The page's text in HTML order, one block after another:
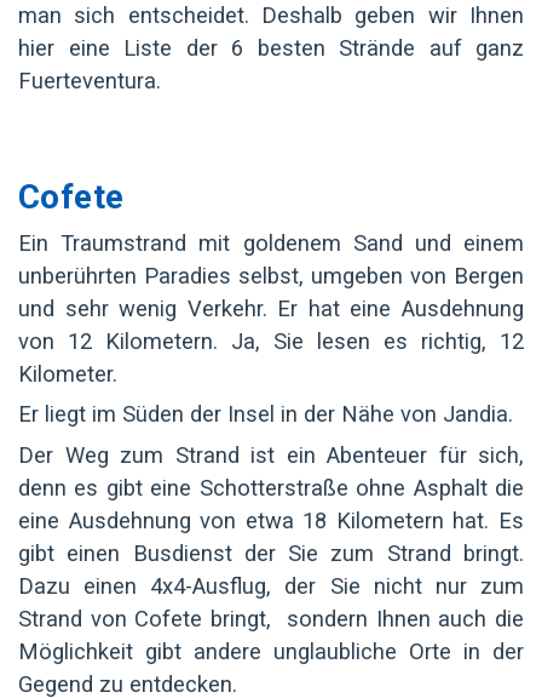
man sich entscheidet. Deshalb geben wir Ihnen
hier eine Liste der 6 besten Strände auf ganz
Fuerteventura.
Cofete
Ein Traumstrand mit goldenem Sand und einem
unberührten Paradies selbst, umgeben von Bergen
und sehr wenig Verkehr. Er hat eine Ausdehnung
von 12 Kilometern. Ja, Sie lesen es richtig, 12
Kilometer.
Er liegt im Süden der Insel in der Nähe von Jandia.
Der Weg zum Strand ist ein Abenteuer für sich,
denn es gibt eine Schotterstraße ohne Asphalt die
eine Ausdehnung von etwa 18 Kilometern hat. Es
gibt einen Busdienst der Sie zum Strand bringt.
Dazu einen 4x4-Ausflug, der Sie nicht nur zum
Strand von Cofete bringt, sondern Ihnen auch die
Möglichkeit gibt andere unglaubliche Orte in der
Gegend zu entdecken.